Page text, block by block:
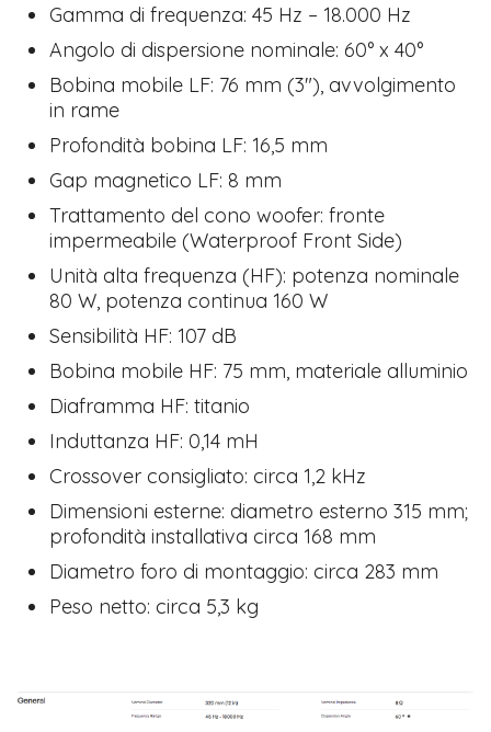
Gamma di frequenza: 45 Hz – 18.000 Hz
Angolo di dispersione nominale: 60° x 40°
Bobina mobile LF: 76 mm (3″), avvolgimento
in rame
Profondità bobina LF: 16,5 mm
Gap magnetico LF: 8 mm
Trattamento del cono woofer: fronte
impermeabile (Waterproof Front Side)
Unità alta frequenza (HF): potenza nominale
80 W, potenza continua 160 W
Sensibilità HF: 107 dB
Bobina mobile HF: 75 mm, materiale alluminio
Diaframma HF: titanio
Induttanza HF: 0,14 mH
Crossover consigliato: circa 1,2 kHz
Dimensioni esterne: diametro esterno 315 mm;
profondità installativa circa 168 mm
Diametro foro di montaggio: circa 283 mm
Peso netto: circa 5,3 kg